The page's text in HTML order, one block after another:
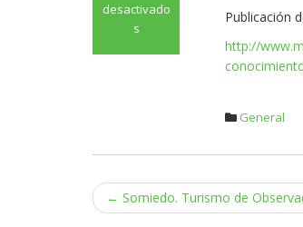
desactivado
s
Conocimientos
Tradicionales
Relativos
a
Publicación
http://
General
Navegación
← Somiedo. Turismo de